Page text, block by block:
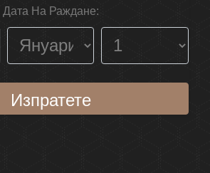
Дата На Раждане:
Изпратете